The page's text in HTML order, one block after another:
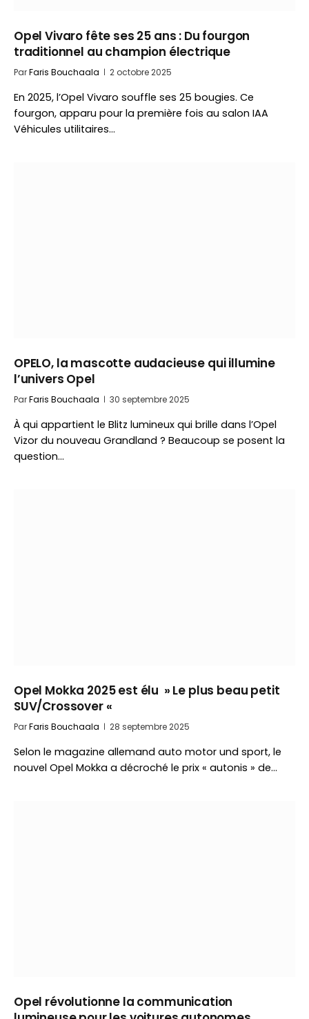
Opel Vivaro fête ses 25 ans : Du fourgon
traditionnel au champion électrique
ParFaris Bouchaala 2 octobre 2025
En 2025, l’Opel Vivaro souffle ses 25 bougies. Ce
fourgon, apparu pour la première fois au salon IAA
Véhicules utilitaires…
OPELO, la mascotte audacieuse qui illumine
l’univers Opel
ParFaris Bouchaala 30 septembre 2025
À qui appartient le Blitz lumineux qui brille dans l’Opel
Vizor du nouveau Grandland ? Beaucoup se posent la
question…
Opel Mokka 2025 est élu » Le plus beau petit
SUV/Crossover «
ParFaris Bouchaala 28 septembre 2025
Selon le magazine allemand auto motor und sport, le
nouvel Opel Mokka a décroché le prix « autonis » de…
Opel révolutionne la communication